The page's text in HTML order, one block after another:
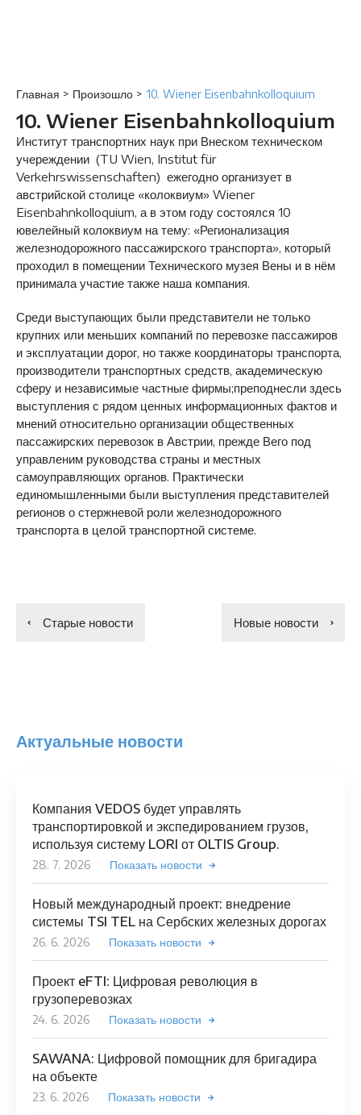
Главная > Произошло > 10. Wiener Eisenbahnkolloquium
10. Wiener Eisenbahnkolloquium
Институт транспортних наук при Внеском техническом
учереждении (TU Wien, Institut für
Verkehrswissenschaften) ежегодно организует в
австрийской столице «колоквиум» Wiener
Eisenbahnkolloquium, а в этом году состоялся 10
ювелейный колоквиум на тему: «Регионализация
железнодорожного пассажирского транспорта», который
проходил в помещении Технического музея Вены и в нём
принимала участие также наша компания.
Среди выступающих были представители не только
крупних или меньших компаний по перевозке пассажиров
и эксплуатации дорог, но также координаторы транспорта,
производители транспортных средств, академическую
сферу и независимые частные фирмы;преподнесли здесь
выступления с рядом ценных информационных фактов и
мнений относительно организации общественных
пассажирских перевозок в Австрии, прежде Вего под
управленим руководства страны и местных
самоуправляющих органов. Практически
единомышленными были выступления представителей
регионов о стержневой роли железнодорожного
транспорта в целой транспортной системе.
Старые новости Новые новости
Актуальные новости
Компания VEDOS будет управлять
транспортировкой и экспедированием грузов,
используя систему LORI от OLTIS Group.
28. 7. 2026 Показать новости
Новый международный проект: внедрение
системы TSI TEL на Сербских железных дорогах
26. 6. 2026 Показать новости
Проект eFTI: Цифровая революция в
грузоперевозках
24. 6. 2026 Показать новости
SAWANA: Цифровой помощник для бригадира
на объекте
23. 6. 2026 Показать новости